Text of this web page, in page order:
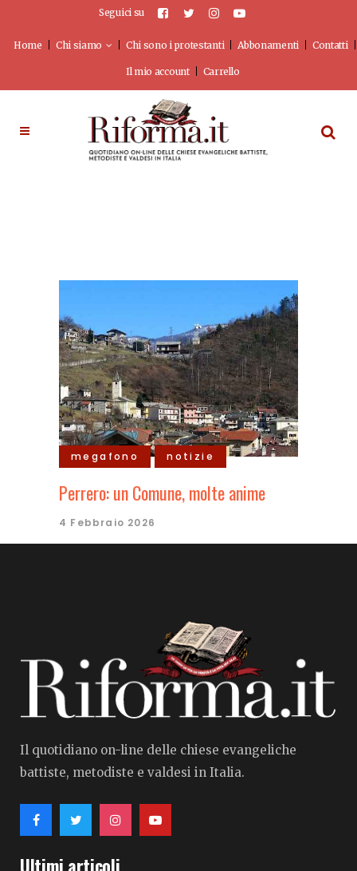
Seguici su
Home Chi siamo Chi sono i protestanti Abbonamenti Contatti
Il mio account Carrello
megafono notizie
Perrero: un Comune, molte anime
4 Febbraio 2026
Il quotidiano on-line delle chiese evangeliche
battiste, metodiste e valdesi in Italia.
Ultimi articoli